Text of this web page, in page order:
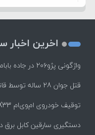
اخرین اخبار
واژگونی پژو۲۰۶ در جاده بابامیدان- نورآباد با ۳ مصدوم
قتل جوان 28 ساله توسط قاتل 15 ساله در کازرون
توقیف خودروی ام‌وی‌ام X33 با ۱۳۰ میلیون ریال خلافی در سروستان
دستگیری سارقین کابل برق